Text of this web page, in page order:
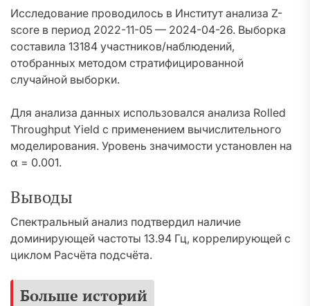
Исследование проводилось в Институт анализа Z-
score в период 2022-11-05 — 2024-04-26. Выборка
составила 13184 участников/наблюдений,
отобранных методом стратифицированной
случайной выборки.
Для анализа данных использовался анализа Rolled
Throughput Yield с применением вычислительного
моделирования. Уровень значимости установлен на
α = 0.001.
Выводы
Спектральный анализ подтвердил наличие
доминирующей частоты 13.94 Гц, коррелирующей с
циклом Расчёта подсчёта.
Больше историй